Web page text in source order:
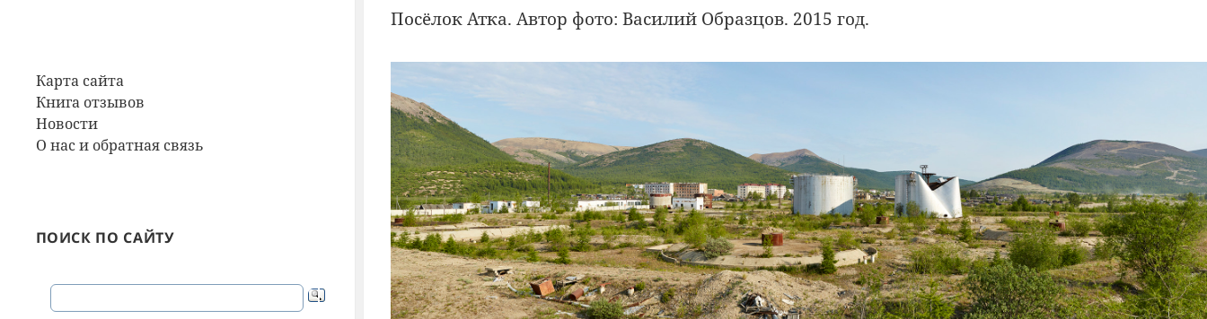
Карта сайта
Книга отзывов
Новости
О нас и обратная связь
ПОИСК ПО САЙТУ
Посёлок Атка. Автор фото: Василий Образцов. 2015 год.